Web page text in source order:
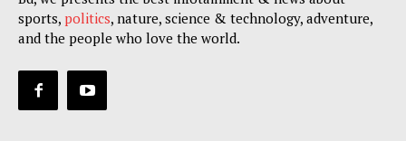
sports, politics, nature, science & technology, adventure,
and the people who love the world.